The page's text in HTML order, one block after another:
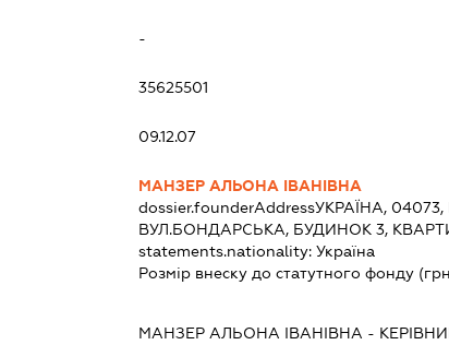
-
35625501
09.12.07
МАНЗЕР АЛЬОНА ІВАНІВНА
dossier.founderAddressУКРАЇНА, 04073,
ВУЛ.БОНДАРСЬКА, БУДИНОК 3,
statements.nationality:Україна
Розмір внеску до статутного фонду
МАНЗЕР АЛЬОНА ІВАНІВНА -